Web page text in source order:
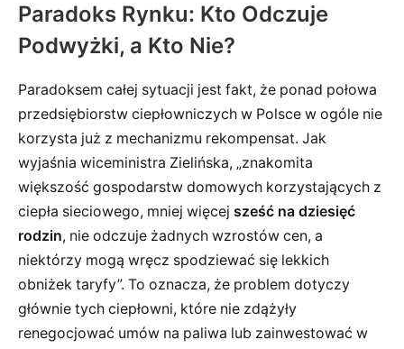
Paradoks Rynku: Kto Odczuje
Podwyżki, a Kto Nie?
Paradoksem całej sytuacji jest fakt, że ponad połowa
przedsiębiorstw ciepłowniczych w Polsce w ogóle nie
korzysta już z mechanizmu rekompensat. Jak
wyjaśnia wiceministra Zielińska, „znakomita
większość gospodarstw domowych korzystających z
ciepła sieciowego, mniej więcej sześć na dziesięć
rodzin, nie odczuje żadnych wzrostów cen, a
niektórzy mogą wręcz spodziewać się lekkich
obniżek taryfy”. To oznacza, że problem dotyczy
głównie tych ciepłowni, które nie zdążyły
renegocjować umów na paliwa lub zainwestować w